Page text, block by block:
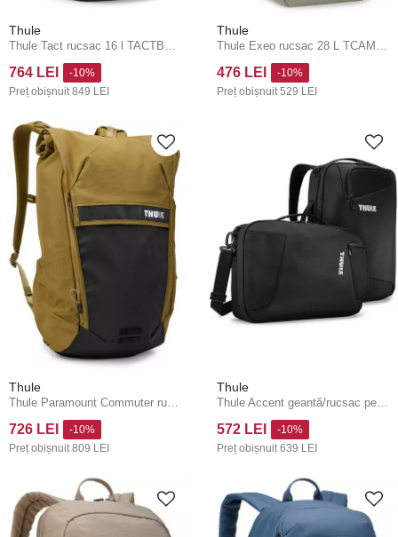
Thule
764 LEI
Preț obișnuit 849 LEI
-10%
Thule
476 LEI
Preț obișnuit 529 LEI
-10%
Thule
Thule Paramount Commuter rucsac 20 l TPBBP320 - nutria
726 LEI
Preț obișnuit 809 LEI
-10%
Thule
Thule Accent geantă/rucsac pentru notebook TACLB2116 - negru
572 LEI
Preț obișnuit 639 LEI
-10%